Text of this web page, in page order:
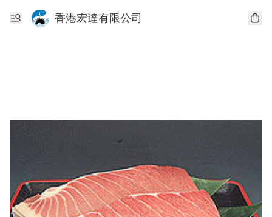
香港宏達有限公司